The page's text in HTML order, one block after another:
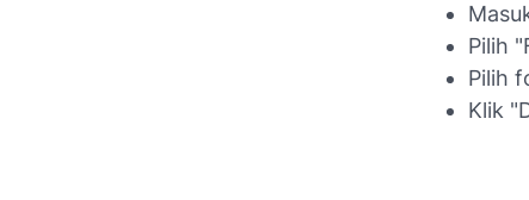
Pilih
Pilih
Klik